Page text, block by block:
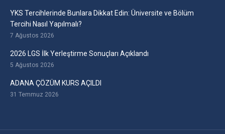
YKS Tercihlerinde Bunlara Dikkat Edin: Üniversite ve Bölüm
Tercihi Nasıl Yapılmalı?
7 Ağustos 2026
2026 LGS İlk Yerleştirme Sonuçları Açıklandı
5 Ağustos 2026
ADANA ÇÖZÜM KURS AÇILDI
31 Temmuz 2026